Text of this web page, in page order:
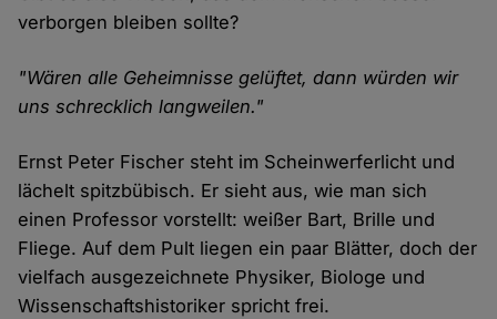
verborgen bleiben sollte?
"Wären alle Geheimnisse gelüftet, dann würden wir
uns schrecklich langweilen."
Ernst Peter Fischer steht im Scheinwerferlicht und
lächelt spitzbübisch. Er sieht aus, wie man sich
einen Professor vorstellt: weißer Bart, Brille und
Fliege. Auf dem Pult liegen ein paar Blätter, doch der
vielfach ausgezeichnete Physiker, Biologe und
Wissenschaftshistoriker spricht frei.